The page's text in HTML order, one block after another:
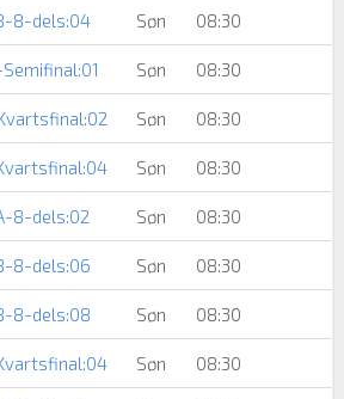
8-dels:04 Søn 08:30
Søn 08:30
Søn 08:30
Søn 08:30
8-dels:02 Søn 08:30
8-dels:06 Søn 08:30
8-dels:08 Søn 08:30
Søn 08:30